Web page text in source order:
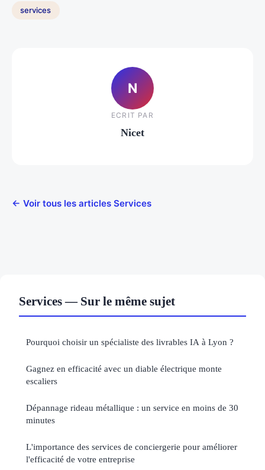
services
N
ECRIT PAR
Nicet
← Voir tous les articles Services
Services — Sur le même sujet
Pourquoi choisir un spécialiste des livrables IA à Lyon ?
Gagnez en efficacité avec un diable électrique monte
escaliers
Dépannage rideau métallique : un service en moins de 30
minutes
L'importance des services de conciergerie pour améliorer
l'efficacité de votre entreprise